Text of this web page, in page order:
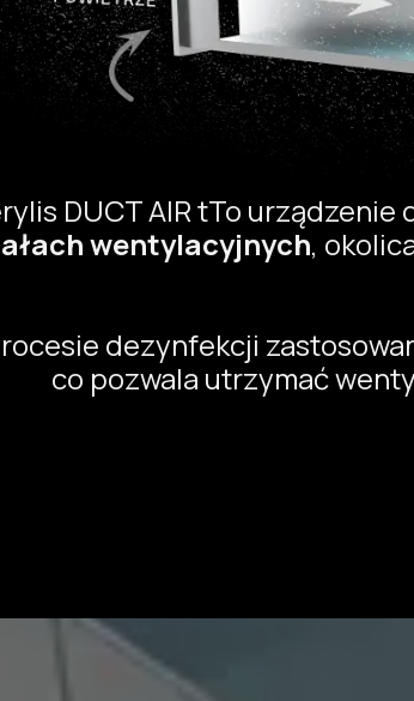
DUCT AIR tTo
wentylacyjnych,
dezynfekcji
co pozwala utrzymać